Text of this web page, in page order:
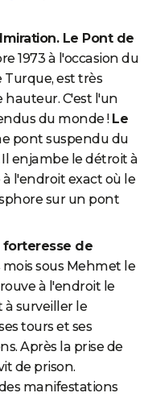
Le Pont de
1973 à l'occasion du
est très
hauteur. C'est l'un
du monde ! Le
pont suspendu du
enjambe le détroit à
l'endroit exact où le
sur un pont
forteresse de
sous Mehmet le
à l'endroit le
à surveiller le
tours et ses
Après la prise de
de prison.
manifestations